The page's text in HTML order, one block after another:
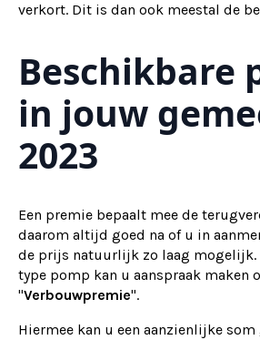
verkort. Dit is dan ook meestal de
Beschikbare
in jouw
2023
Een premie bepaalt mee de
daarom altijd goed na of u in
de prijs natuurlijk zo laag mogelijk.
type pomp kan u aanspraak maken
"Verbouwpremie".
Hiermee kan u een aanzienlijke